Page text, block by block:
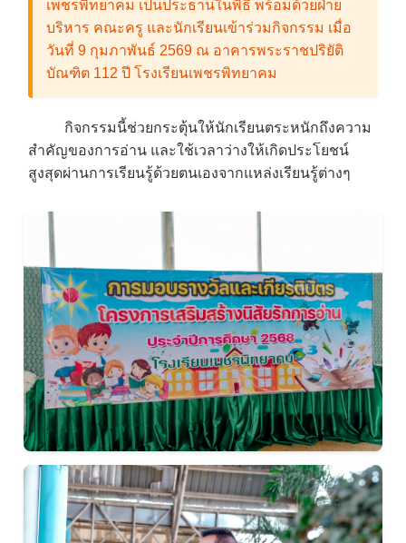
เพชรพิทยาคม เป็นประธานในพิธี พร้อมด้วยฝ่าย
บริหาร คณะครู และนักเรียนเข้าร่วมกิจกรรม เมื่อ
วันที่ 9 กุมภาพันธ์ 2569 ณ อาคารพระราชปริยัติ
บัณฑิต 112 ปี โรงเรียนเพชรพิทยาคม
กิจกรรมนี้ช่วยกระตุ้นให้นักเรียนตระหนักถึงความ
สำคัญของการอ่าน และใช้เวลาว่างให้เกิดประโยชน์
สูงสุดผ่านการเรียนรู้ด้วยตนเองจากแหล่งเรียนรู้ต่างๆ